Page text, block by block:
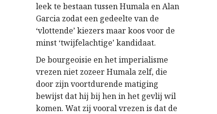
leek te bestaan tussen Humala en Alan
Garcia zodat een gedeelte van de
‘vlottende’ kiezers maar koos voor de
minst ‘twijfelachtige’ kandidaat.
De bourgeoisie en het imperialisme
vrezen niet zozeer Humala zelf, die
door zijn voortdurende matiging
bewijst dat hij bij hen in het gevlij wil
komen. Wat zij vooral vrezen is dat de